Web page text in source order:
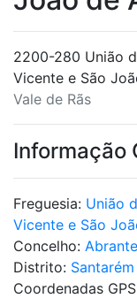
2200-280 União
Vicente e São
Vale de Rãs
Informação
Freguesia: União
Vicente e São
Concelho:
Distrito: Santarém
Coordenadas